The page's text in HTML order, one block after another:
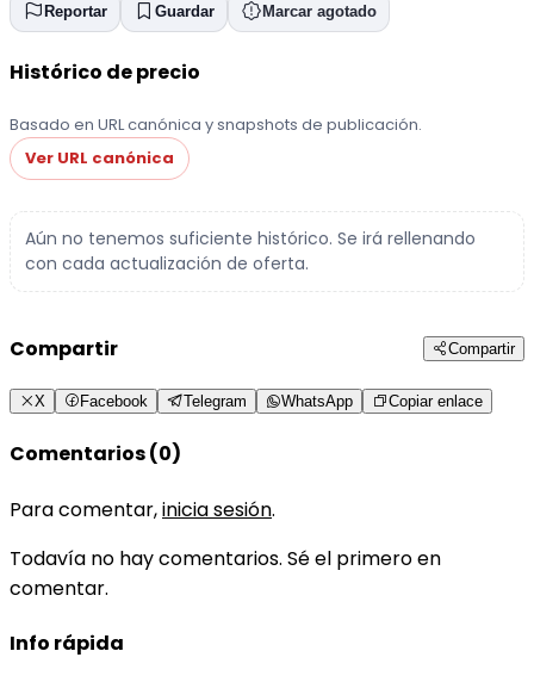
Reportar Guardar Marcar agotado
Histórico de precio
Basado en URL canónica y snapshots de publicación.
Ver URL canónica
Aún no tenemos suficiente histórico. Se irá rellenando
con cada actualización de oferta.
Compartir Compartir
X Facebook Telegram WhatsApp Copiar enlace
Comentarios (0)
Para comentar,inicia sesión.
Todavía no hay comentarios. Sé el primero en
comentar.
Info rápida